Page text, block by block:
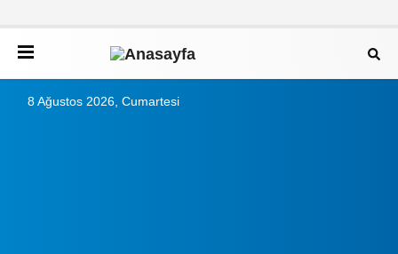
8 Ağustos 2026, Cumartesi